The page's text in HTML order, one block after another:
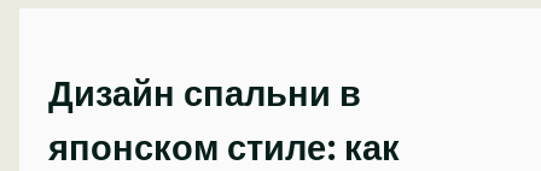
Дизайн спальни в
японском стиле: как